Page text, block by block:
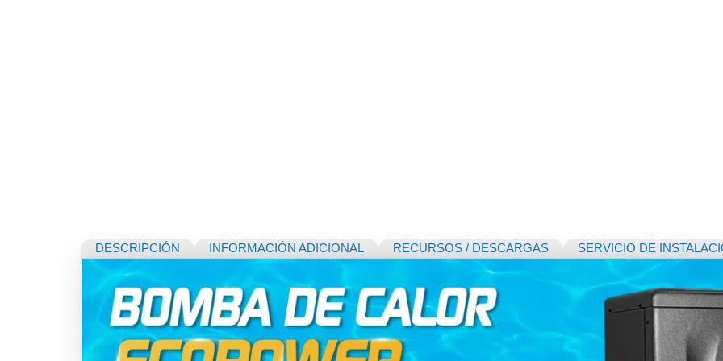
DESCRIPCIÓN INFORMACIÓN ADICIONAL RECURSOS / DESCARGAS SERVICIO DE